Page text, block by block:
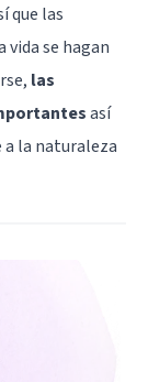
que las
vida se hagan
las
así
a la naturaleza